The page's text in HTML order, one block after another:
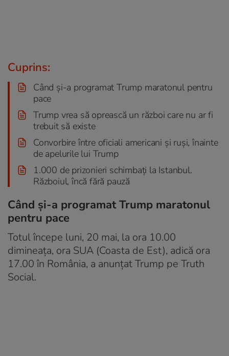
Cuprins:
Când și-a programat Trump maratonul pentru
pace
Trump vrea să oprească un război care nu ar fi
trebuit să existe
Convorbire între oficiali americani și ruși, înainte
de apelurile lui Trump
1.000 de prizonieri schimbați la Istanbul.
Războiul, încă fără pauză
Când și-a programat Trump maratonul
pentru pace
Totul începe luni, 20 mai, la ora 10.00
dimineața, ora SUA (Coasta de Est), adică ora
17.00 în România, a anunțat Trump pe Truth
Social.